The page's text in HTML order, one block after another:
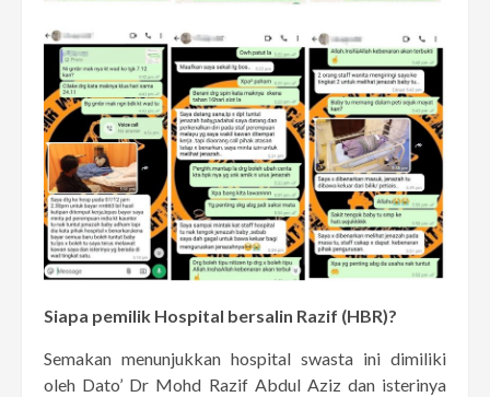
Siapa pemilik Hospital bersalin Razif (HBR)?
Semakan menunjukkan hospital swasta ini dimiliki
oleh Dato’ Dr Mohd Razif Abdul Aziz dan isterinya